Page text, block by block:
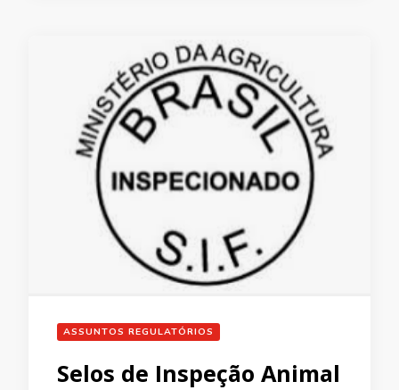
ASSUNTOS REGULATÓRIOS
Selos de Inspeção Animal